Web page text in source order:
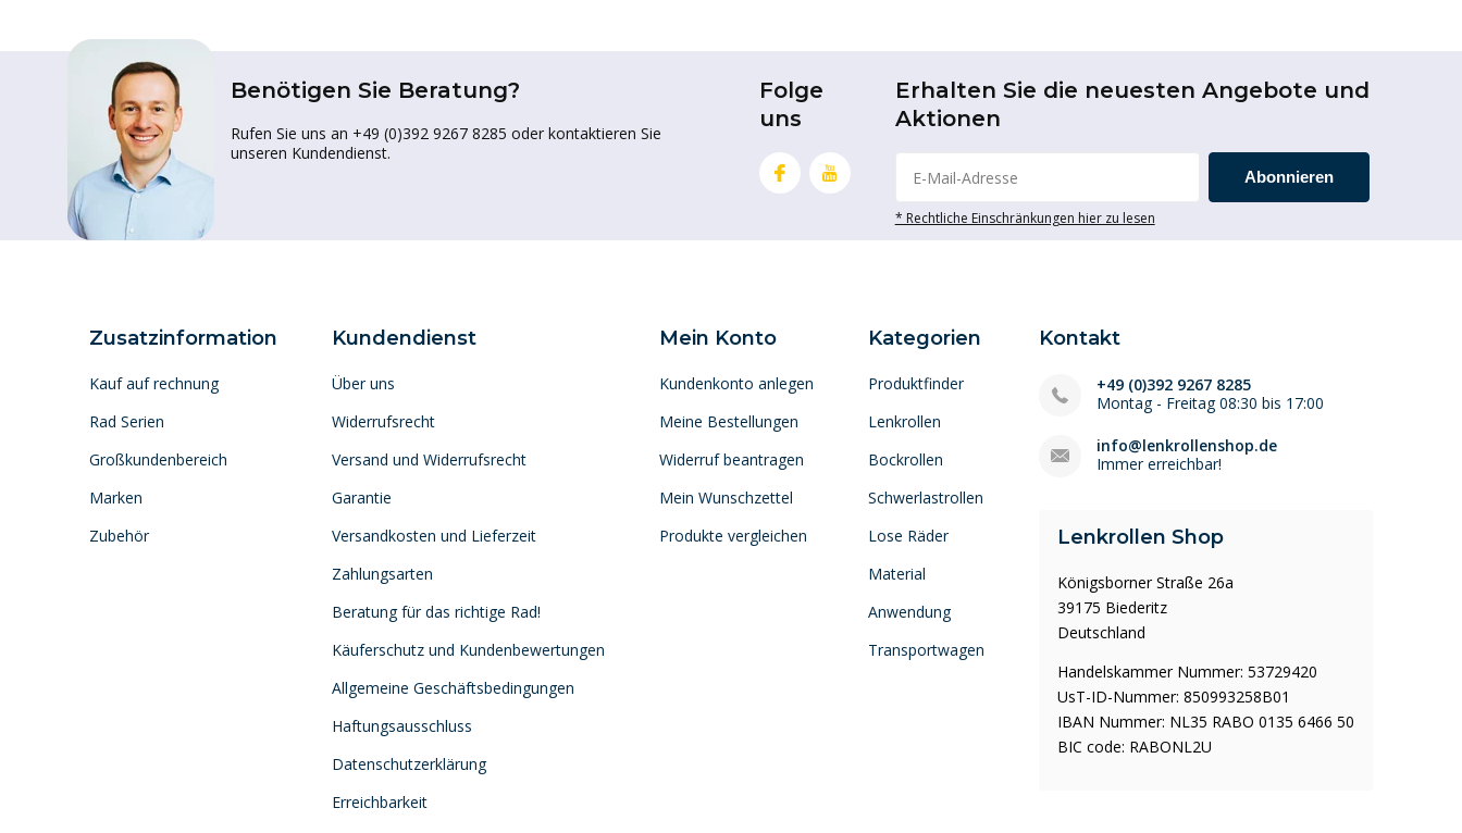
Benötigen Sie Beratung?
Rufen Sie uns an +49 (0)392 9267 8285 oder kontaktieren Sie
unseren Kundendienst.
Folge
uns
Erhalten Sie die neuesten Angebote und
Aktionen
Abonnieren
* Rechtliche Einschränkungen hier zu lesen
Zusatzinformation
Kauf auf rechnung
Rad Serien
Großkundenbereich
Marken
Zubehör
Kundendienst
Über uns
Widerrufsrecht
Versand und Widerrufsrecht
Garantie
Versandkosten und Lieferzeit
Zahlungsarten
Beratung für das richtige Rad!
Käuferschutz und Kundenbewertungen
Allgemeine Geschäftsbedingungen
Haftungsausschluss
Datenschutzerklärung
Erreichbarkeit
Mein Konto
Kundenkonto anlegen
Meine Bestellungen
Widerruf beantragen
Mein Wunschzettel
Produkte vergleichen
Kategorien
Produktfinder
Lenkrollen
Bockrollen
Schwerlastrollen
Lose Räder
Material
Anwendung
Transportwagen
Kontakt
+49 (0)392 9267 8285
Montag - Freitag 08:30 bis 17:00
info@lenkrollenshop.de
Immer erreichbar!
Lenkrollen Shop
Königsborner Straße 26a
39175 Biederitz
Deutschland
Handelskammer Nummer: 53729420
UsT-ID-Nummer: 850993258B01
IBAN Nummer: NL35 RABO 0135 6466 50
BIC code: RABONL2U